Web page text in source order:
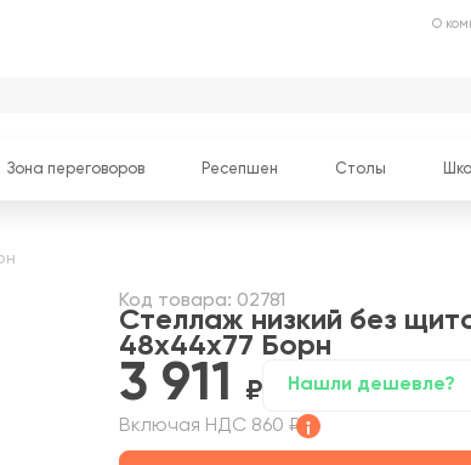
О
Зона переговоров Ресепшен Столы
Код товара: 02781
Стеллаж низкий без
48x44x77 Борн
3 911 Нашли дешевле?
Включая НДС 860 ₽